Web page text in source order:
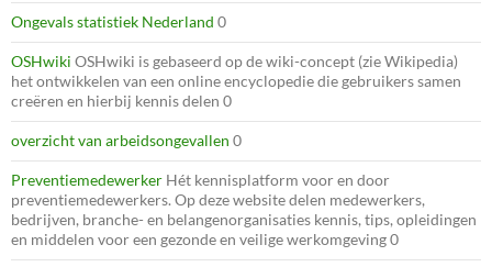
Ongevals statistiek Nederland 0
OSHwiki OSHwiki is gebaseerd op de wiki-concept (zie Wikipedia)
het ontwikkelen van een online encyclopedie die gebruikers samen
creëren en hierbij kennis delen 0
overzicht van arbeidsongevallen 0
Preventiemedewerker Hét kennisplatform voor en door
preventiemedewerkers. Op deze website delen medewerkers,
bedrijven, branche- en belangenorganisaties kennis, tips, opleidingen
en middelen voor een gezonde en veilige werkomgeving 0